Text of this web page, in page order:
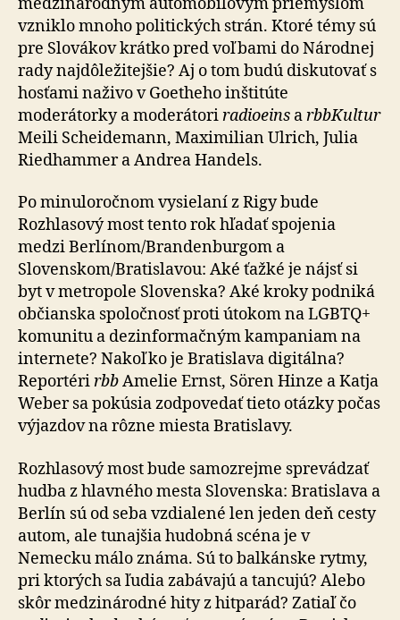
vzniklo mnoho politických strán. Ktoré témy sú
pre Slovákov krátko pred voľbami do Národnej
rady najdôležitejšie? Aj o tom budú diskutovať s
hosťami naživo v Goetheho inštitúte
moderátorky a moderátoriradioeins arbbKultur
Meili Scheidemann, Maximilian Ulrich, Julia
Riedhammer a Andrea Handels.
Po minuloročnom vysielaní z Rigy bude
Rozhlasový most tento rok hľadať spojenia
medzi Berlínom/Brandenburgom a
Slovenskom/Bratislavou: Aké ťažké je nájsť si
byt v metropole Slovenska? Aké kroky podniká
občianska spoločnosť proti útokom na LGBTQ+
komunitu a dezinformačným kampaniam na
internete? Nakoľko je Bratislava digitálna?
ReportérirbbAmelie Ernst, Sören Hinze a Katja
Weber sa pokúsia zodpovedať tieto otázky počas
výjazdov na rôzne miesta Bratislavy.
Rozhlasový most bude samozrejme sprevádzať
hudba z hlavného mesta Slovenska: Bratislava a
Berlín sú od seba vzdialené len jeden deň cesty
autom, ale tunajšia hudobná scéna je v
Nemecku málo známa. Sú to balkánske rytmy,
pri ktorých sa ľudia zabávajú a tancujú? Alebo
skôr medzinárodné hity z hitparád? Zatiaľ čo